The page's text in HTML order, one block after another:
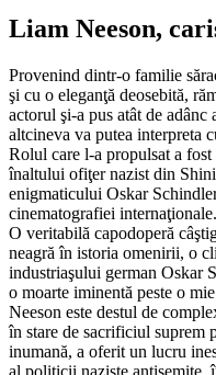
Liam Neeson,
Provenind dintr-o familie
şi cu o eleganţă deosebită,
actorul şi-a pus atât de adânc
altcineva va putea interpreta
Rolul care l-a propulsat a
înaltului ofiţer nazist din
enigmaticului Oskar
cinematografiei internaţionale.
O veritabilă capodoperă
neagră în istoria omenirii, o
industriaşului german Oskar
o moarte iminentă peste o
Neeson este destul de
în stare de sacrificiul suprem
inumană, a oferit un lucru
al politicii naziste antisemite,